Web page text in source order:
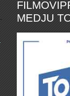
MEDJU